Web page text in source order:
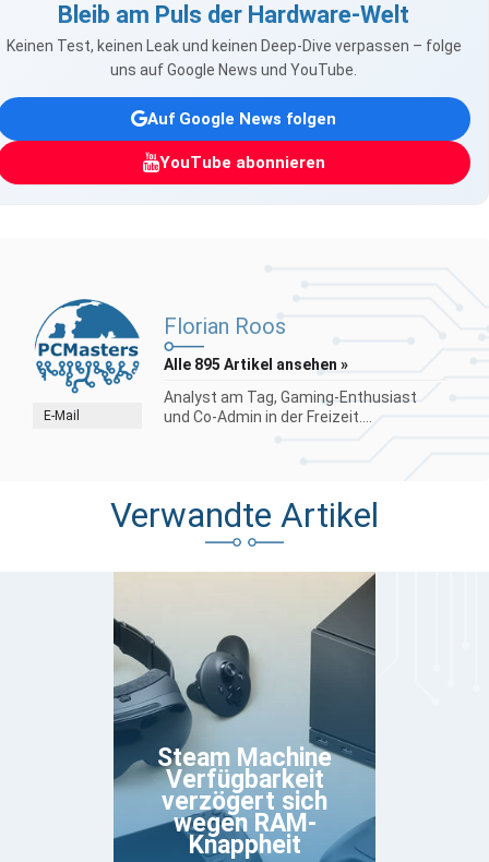
Bleib am Puls der Hardware-Welt
Keinen Test, keinen Leak und keinen Deep-Dive verpassen – folge
uns auf Google News und YouTube.
Auf Google News folgen
YouTube abonnieren
E-Mail
Florian Roos
Alle 895 Artikel ansehen »
Analyst am Tag, Gaming-Enthusiast
und Co-Admin in der Freizeit....
Verwandte Artikel
Steam Machine
Verfügbarkeit
verzögert sich
wegen RAM-
Knappheit